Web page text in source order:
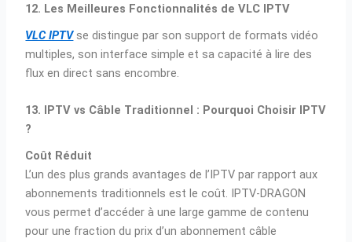
12. Les Meilleures Fonctionnalités de VLC IPTV
VLC IPTVse distingue par son support de formats vidéo
multiples, son interface simple et sa capacité à lire des
flux en direct sans encombre.
13. IPTV vs Câble Traditionnel : Pourquoi Choisir IPTV
?
Coût Réduit
L’un des plus grands avantages de l’IPTV par rapport aux
abonnements traditionnels est le coût. IPTV-DRAGON
vous permet d’accéder à une large gamme de contenu
pour une fraction du prix d’un abonnement câble